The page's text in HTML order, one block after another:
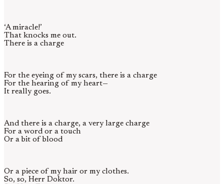
‘A miracle!’
That knocks me out.
There is a charge
For the eyeing of my scars, there is a charge
For the hearing of my heart—
It really goes.
And there is a charge, a very large charge
For a word or a touch
Or a bit of blood
Or a piece of my hair or my clothes.
So, so, Herr Doktor.